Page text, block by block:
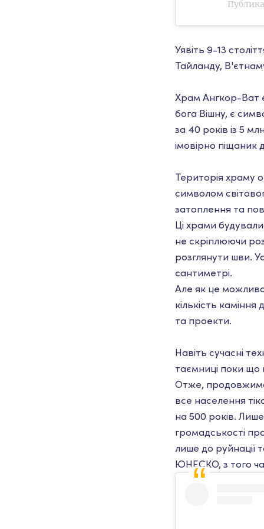
Уявіть 9-13
Тайланду,
Храм Ангкор-Ват
бога Вішну, є
за 40 років із 5
імовірно піщаник
Територія храму
символом
затоплення та
Ці храми
не скріплюючи
розглянути шви.
сантиметрі.
Але як це
кількість
та проекти.
Навіть сучасні
таємниці поки що
Отже,
все населення
на 500 років.
громадськості
лише до руйнації
ЮНЕСКО, з того